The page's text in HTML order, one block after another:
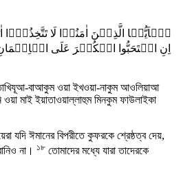
یٰۤاَیُّہَا الَّذِیۡنَ اٰمَنُوۡا لَا تَتَّخِذُوۡۤا
اِنِ اسۡتَحَبُّوا الۡکُفۡرَ عَلَی
বাআকুম ওয়া ইখওয়া-নাকুম আওলিয়াআ
মাই ইয়াতাওয়াল্লাহুম মিনকুম ফাউলাইকা
যদি ঈমানের বিপরীতে কুফরকে শ্রেষ্ঠত্ব দেয়,
না। ১৮ তোমাদের মধ্যে যারা তাদেরকে